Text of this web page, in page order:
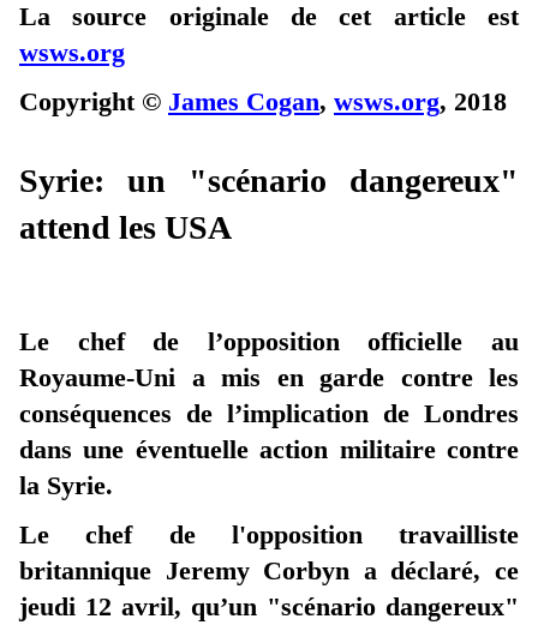
La source originale de cet article est
wsws.org
Copyright © James Cogan, wsws.org, 2018
Syrie: un "scénario dangereux"
attend les USA
Le chef de l’opposition officielle au
Royaume-Uni a mis en garde contre les
conséquences de l’implication de Londres
dans une éventuelle action militaire contre
la Syrie.
Le chef de l'opposition travailliste
britannique Jeremy Corbyn a déclaré, ce
jeudi 12 avril, qu’un "scénario dangereux"